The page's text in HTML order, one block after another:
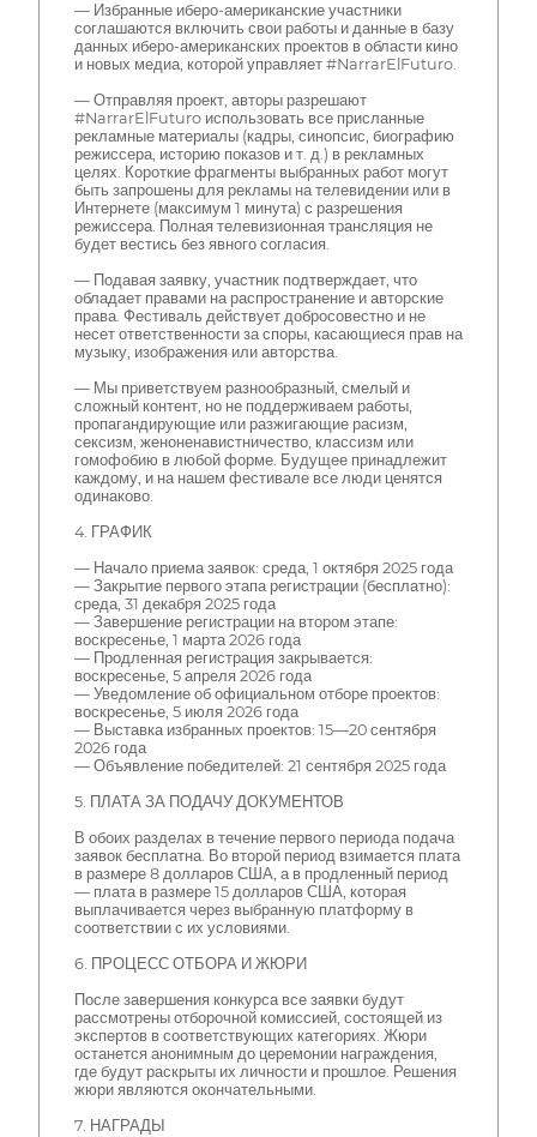
— Избранные иберо-американские участники
соглашаются включить свои работы и данные в базу
данных иберо-американских проектов в области кино
и новых медиа, которой управляет #NarrarElFuturo.
— Отправляя проект, авторы разрешают
#NarrarElFuturo использовать все присланные
рекламные материалы (кадры, синопсис, биографию
режиссера, историю показов и т. д.) в рекламных
целях. Короткие фрагменты выбранных работ могут
быть запрошены для рекламы на телевидении или в
Интернете (максимум 1 минута) с разрешения
режиссера. Полная телевизионная трансляция не
будет вестись без явного согласия.
— Подавая заявку, участник подтверждает, что
обладает правами на распространение и авторские
права. Фестиваль действует добросовестно и не
несет ответственности за споры, касающиеся прав на
музыку, изображения или авторства.
— Мы приветствуем разнообразный, смелый и
сложный контент, но не поддерживаем работы,
пропагандирующие или разжигающие расизм,
сексизм, женоненавистничество, классизм или
гомофобию в любой форме. Будущее принадлежит
каждому, и на нашем фестивале все люди ценятся
одинаково.
4. ГРАФИК
— Начало приема заявок: среда, 1 октября 2025 года
— Закрытие первого этапа регистрации (бесплатно):
среда, 31 декабря 2025 года
— Завершение регистрации на втором этапе:
воскресенье, 1 марта 2026 года
— Продленная регистрация закрывается:
воскресенье, 5 апреля 2026 года
— Уведомление об официальном отборе проектов:
воскресенье, 5 июля 2026 года
— Выставка избранных проектов: 15—20 сентября
2026 года
— Объявление победителей: 21 сентября 2025 года
5. ПЛАТА ЗА ПОДАЧУ ДОКУМЕНТОВ
В обоих разделах в течение первого периода подача
заявок бесплатна. Во второй период взимается плата
в размере 8 долларов США, а в продленный период
— плата в размере 15 долларов США, которая
выплачивается через выбранную платформу в
соответствии с их условиями.
6. ПРОЦЕСС ОТБОРА И ЖЮРИ
После завершения конкурса все заявки будут
рассмотрены отборочной комиссией, состоящей из
экспертов в соответствующих категориях. Жюри
останется анонимным до церемонии награждения,
где будут раскрыты их личности и прошлое. Решения
жюри являются окончательными.
7. НАГРАДЫ